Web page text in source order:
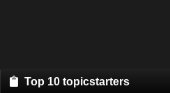
Top 10 topicstarters